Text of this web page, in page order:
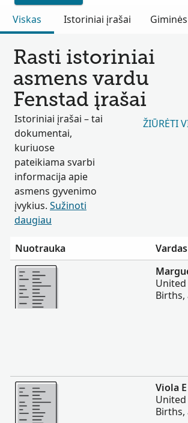
Viskas
Istoriniai įrašai
Rasti istoriniai
asmens vardu
Fenstad įrašai
Istoriniai įrašai – tai
dokumentai,
kuriuose
pateikiama svarbi
informacija apie
asmens gyvenimo
įvykius. Sužinoti
daugiau
ŽIŪRĖTI
Nuotrauka
Vardas
Daugiau
Births,
Daugiau
Viola
Births,